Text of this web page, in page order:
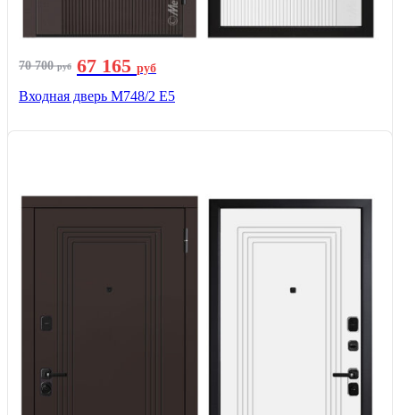
70 700руб 67 165 руб
Входная дверь М748/2 Е5